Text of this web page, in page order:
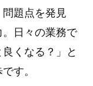
題点を発見
。日々の業務で
くなる？」と
す。